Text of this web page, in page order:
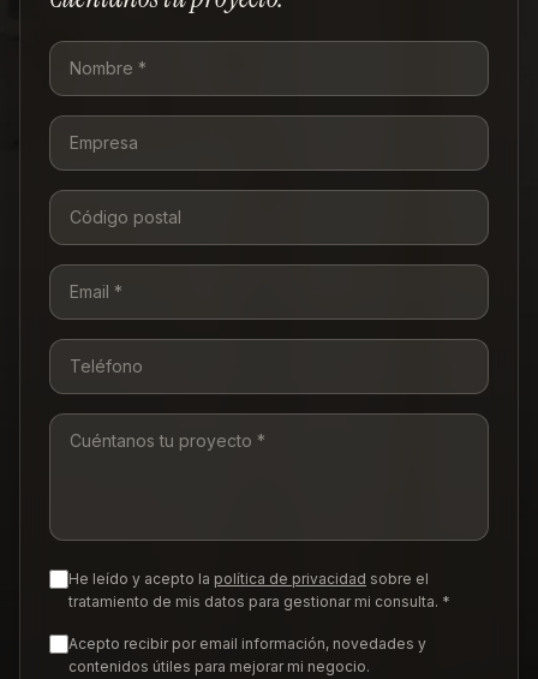
He leído y acepto la política de privacidad sobre el
tratamiento de mis datos para gestionar mi consulta. *
Acepto recibir por email información, novedades y
contenidos útiles para mejorar mi negocio.